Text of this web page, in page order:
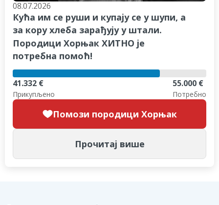
08.07.2026
Кућа им се руши и купају се у шупи, а
за кору хлеба зарађују у штали.
Породици Хорњак ХИТНО је
потребна помоћ!
41.332 €
Прикупљено
55.000 €
Потребно
Помози породици Хорњак
Прочитај више